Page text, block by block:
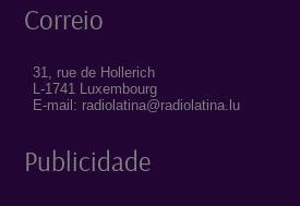
Correio
31, rue de Hollerich
L-1741 Luxembourg
E-mail: radiolatina@radiolatina.lu
Publicidade